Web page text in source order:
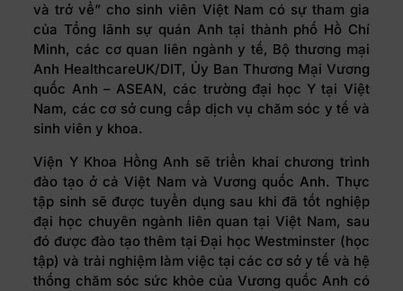
và trở về” cho sinh viên Việt Nam có sự tham gia
của Tổng lãnh sự quán Anh tại thành phố Hồ Chí
Minh, các cơ quan liên ngành y tế, Bộ thương mại
Anh HealthcareUK/DIT, Ủy Ban Thương Mại Vương
quốc Anh – ASEAN, các trường đại học Y tại Việt
Nam, các cơ sở cung cấp dịch vụ chăm sóc y tế và
sinh viên y khoa.
Viện Y Khoa Hồng Anh sẽ triển khai chương trình
đào tạo ở cả Việt Nam và Vương quốc Anh. Thực
tập sinh sẽ được tuyển dụng sau khi đã tốt nghiệp
đại học chuyên ngành liên quan tại Việt Nam, sau
đó được đào tạo thêm tại Đại học Westminster (học
tập) và trải nghiệm làm việc tại các cơ sở y tế và hệ
thống chăm sóc sức khỏe của Vương quốc Anh có